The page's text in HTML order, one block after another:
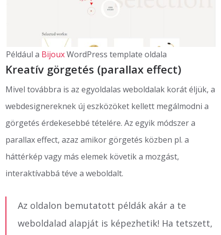
Például a BijouxWordPress template oldala
Kreatív görgetés (parallax effect)
Mivel továbbra is az egyoldalas weboldalak korát éljük, a
webdesignereknek új eszközöket kellett megálmodni a
görgetés érdekesebbé tételére. Az egyik módszer a
parallax effect, azaz amikor görgetés közben pl. a
háttérkép vagy más elemek követik a mozgást,
interaktívabbá téve a weboldalt.
Az oldalon bemutatott példák akár a te
weboldalad alapját is képezhetik! Ha tetszett,